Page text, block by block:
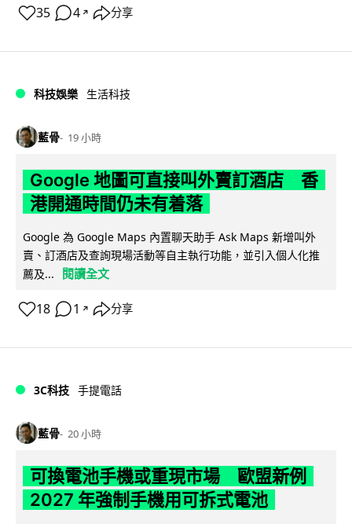
35 4 ↗ 分享
科技娛樂 生活科技
藍骨 19 小時
Google 地圖可直接叫外賣訂酒店 香
港開通時間仍未有着落
Google 為 Google Maps 內置聊天助手 Ask Maps 新增叫外
賣、訂酒店及查詢現場活動等自主執行功能，並引入個人化推
薦及...
閱讀全文
18 1 ↗ 分享
3C科技 手提電話
藍骨 20 小時
可換電池手機或重現市場 歐盟新例
2027 年強制手機用可拆式電池